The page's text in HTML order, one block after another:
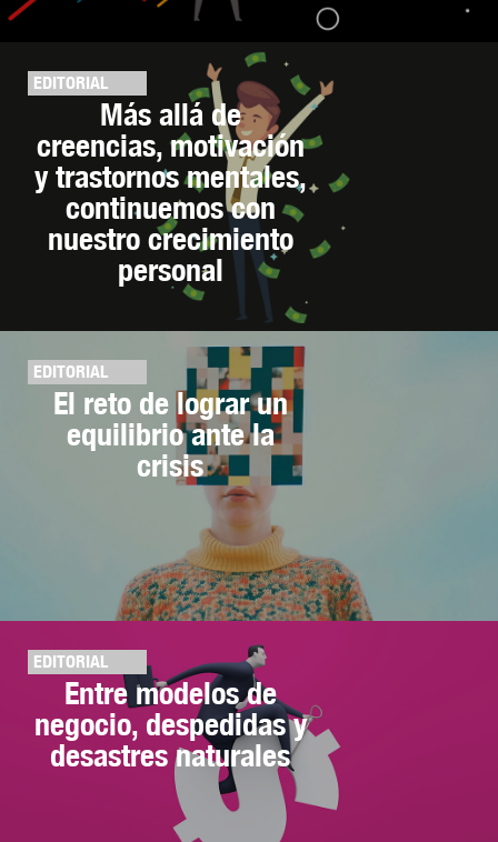
EDITORIAL
Más allá de
creencias, motivación
y trastornos mentales,
continuemos con
nuestro crecimiento
personal
EDITORIAL
El reto de lograr un
equilibrio ante la
crisis
EDITORIAL
Entre modelos de
negocio, despedidas y
desastres naturales